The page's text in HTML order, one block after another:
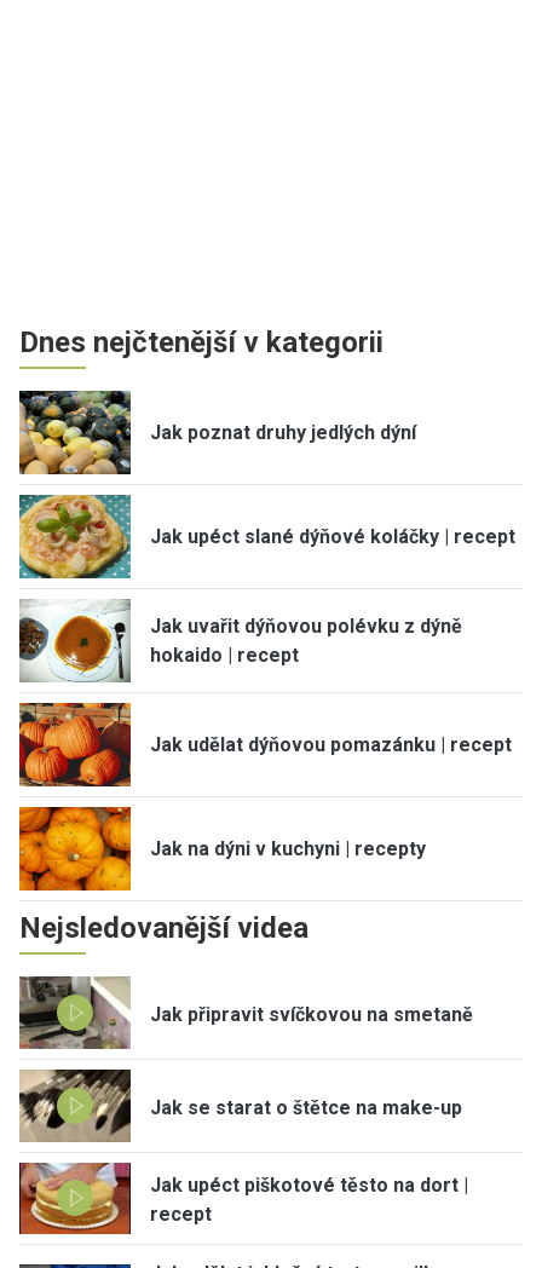
Dnes nejčtenější v kategorii
Jak poznat druhy jedlých dýní
Jak upéct slané dýňové koláčky | recept
Jak uvařit dýňovou polévku z dýně
hokaido | recept
Jak udělat dýňovou pomazánku | recept
Jak na dýni v kuchyni | recepty
Nejsledovanější videa
Jak připravit svíčkovou na smetaně
Jak se starat o štětce na make-up
Jak upéct piškotové těsto na dort |
recept